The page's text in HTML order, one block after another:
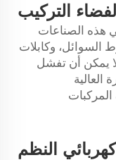
الفضاء التركيب
هذه الصناعات
السوائل، وكابلات
يمكن أن تفشل
العالية
المركبات
كهربائي النظم